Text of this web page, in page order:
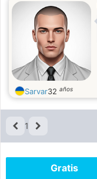
Sarvar32 años
1
Gratis